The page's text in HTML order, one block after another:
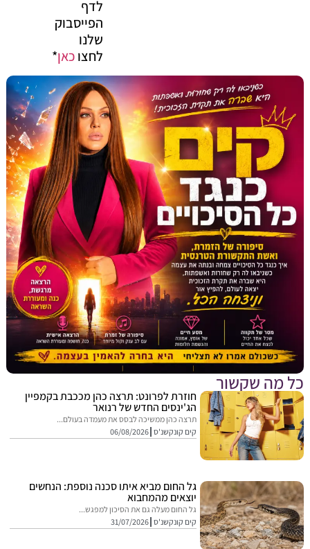
הפייסבוק
לחצוכאן*
שקשור
חוזרת לפרונט: תרצה כהן מככבת בקמפיין
הג'ינסים החדש של רנואר
תרצה כהן ממשיכה לבסס את מעמדה בעולם...
קים קונקשנ'ס 06/08/2026
גל החום מביא איתו סכנה נוספת: הנחשים
יוצאים מהמחבוא
גל החום מעלה גם את הסיכון למפגש...
קים קונקשנ'ס 31/07/2026